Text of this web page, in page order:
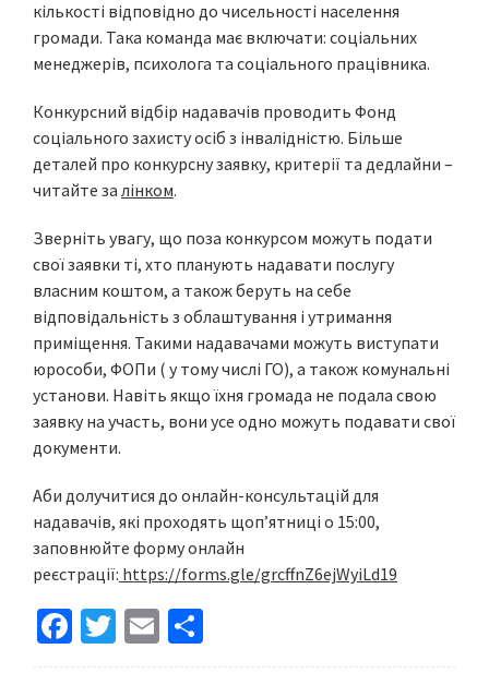
кількості відповідно до чисельності населення
громади. Така команда має включати: соціальних
менеджерів, психолога та соціального працівника.
Конкурсний відбір надавачів проводить Фонд
соціального захисту осіб з інвалідністю. Більше
деталей про конкурсну заявку, критерії та дедлайни –
читайте за лінком.
Зверніть увагу, що поза конкурсом можуть подати
свої заявки ті, хто планують надавати послугу
власним коштом, а також беруть на себе
відповідальність з облаштування і утримання
приміщення. Такими надавачами можуть виступати
юрособи, ФОПи ( у тому числі ГО), а також комунальні
установи. Навіть якщо їхня громада не подала свою
заявку на участь, вони усе одно можуть подавати свої
документи.
Аби долучитися до онлайн-консультацій для
надавачів, які проходять щоп’ятниці о 15:00,
заповнюйте форму онлайн
реєстрації: https://forms.gle/grcffnZ6ejWyiLd19
Fa
ce
T
wi
E
m h